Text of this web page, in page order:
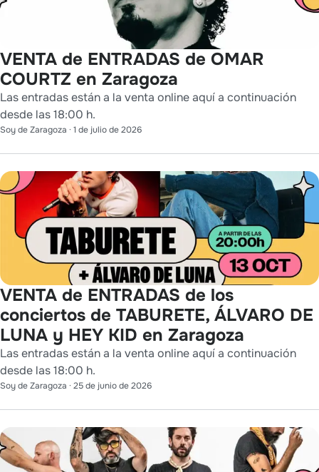
VENTA de ENTRADAS de OMAR
COURTZ en Zaragoza
Las entradas están a la venta online aquí a continuación
desde las 18:00 h.
Soy de Zaragoza · 1 de julio de 2026
VENTA de ENTRADAS de los
conciertos de TABURETE, ÁLVARO DE
LUNA y HEY KID en Zaragoza
Las entradas están a la venta online aquí a continuación
desde las 18:00 h.
Soy de Zaragoza · 25 de junio de 2026